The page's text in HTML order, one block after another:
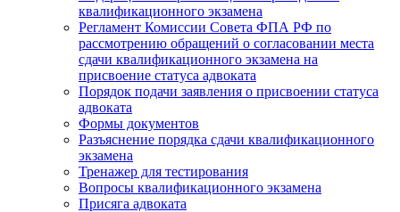
квалификационного экзамена
Регламент Комиссии Совета ФПА РФ по
рассмотрению обращений о согласовании места
сдачи квалификационного экзамена на
присвоение статуса адвоката
Порядок подачи заявления о присвоении статуса
адвоката
Формы документов
Разъяснение порядка сдачи квалификационного
экзамена
Тренажер для тестирования
Вопросы квалификационного экзамена
Присяга адвоката